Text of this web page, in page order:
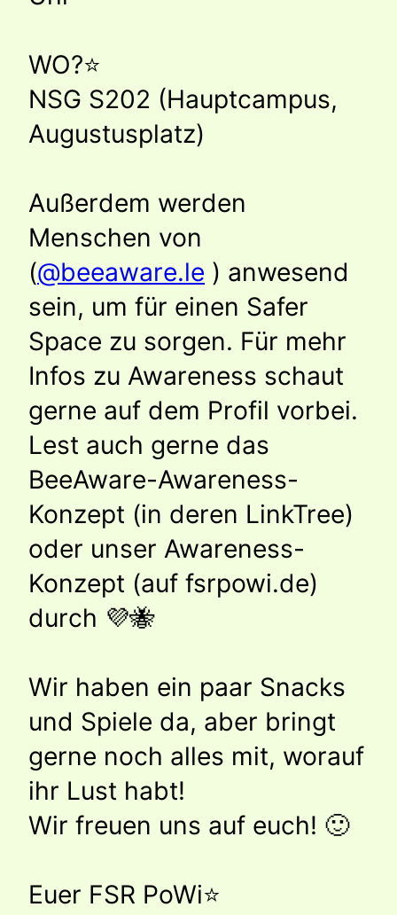
WO?⭐️
NSG S202 (Hauptcampus,
Augustusplatz)
Außerdem werden
Menschen von
(@beeaware.le ) anwesend
sein, um für einen Safer
Space zu sorgen. Für mehr
Infos zu Awareness schaut
gerne auf dem Profil vorbei.
Lest auch gerne das
BeeAware-Awareness-
Konzept (in deren LinkTree)
oder unser Awareness-
Konzept (auf fsrpowi.de)
durch 💜🐝
Wir haben ein paar Snacks
und Spiele da, aber bringt
gerne noch alles mit, worauf
ihr Lust habt!
Wir freuen uns auf euch! 🙂
Euer FSR PoWi⭐️